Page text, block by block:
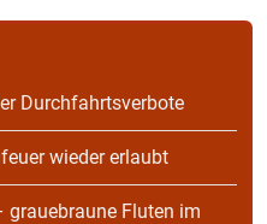
Durchfahrtsverbote
wieder erlaubt
grauebraune Fluten im